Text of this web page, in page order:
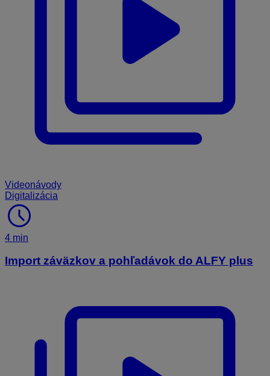
Videonávody
Digitalizácia
schedule
4 min
Import záväzkov a pohľadávok do ALFY plus